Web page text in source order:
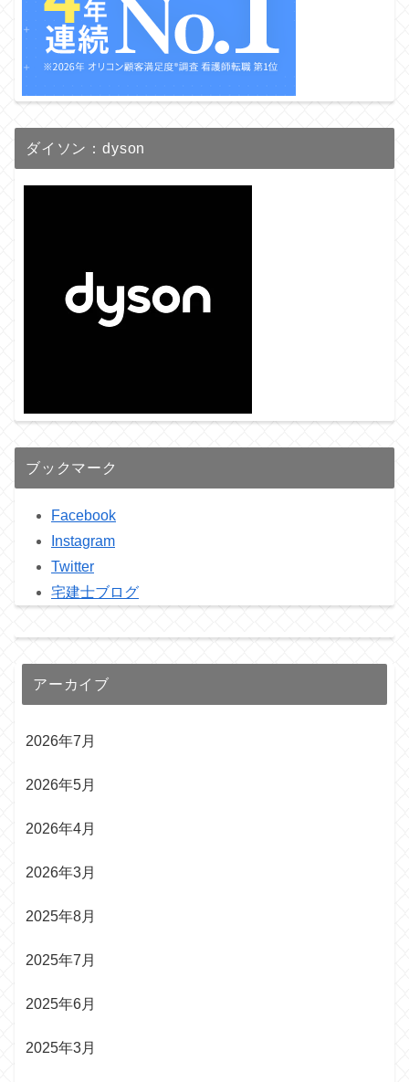
ダイソン：dyson
ブックマーク
Facebook
Instagram
Twitter
宅建士ブログ
アーカイブ
2026年7月
2026年5月
2026年4月
2026年3月
2025年8月
2025年7月
2025年6月
2025年3月